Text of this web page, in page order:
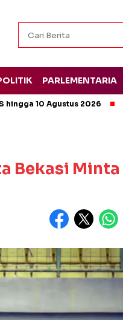
PARLEMENTARIA
hingga 10 Agustus 2026
Bekasi Minta